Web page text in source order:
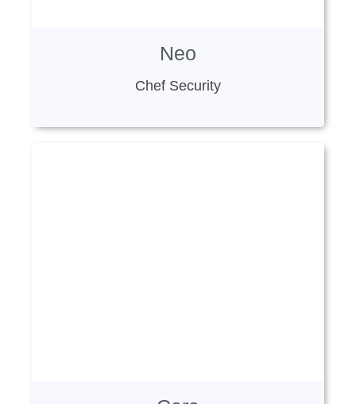
Neo
Chef Security